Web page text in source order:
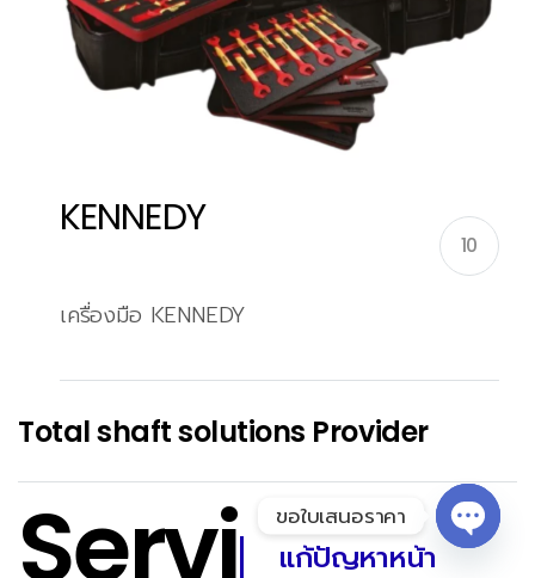
KENNEDY
10
เครื่องมือ KENNEDY
Total shaft solutions Provider
Servi แก้ปัญหาหน้า
ขอใบเสนอราคา